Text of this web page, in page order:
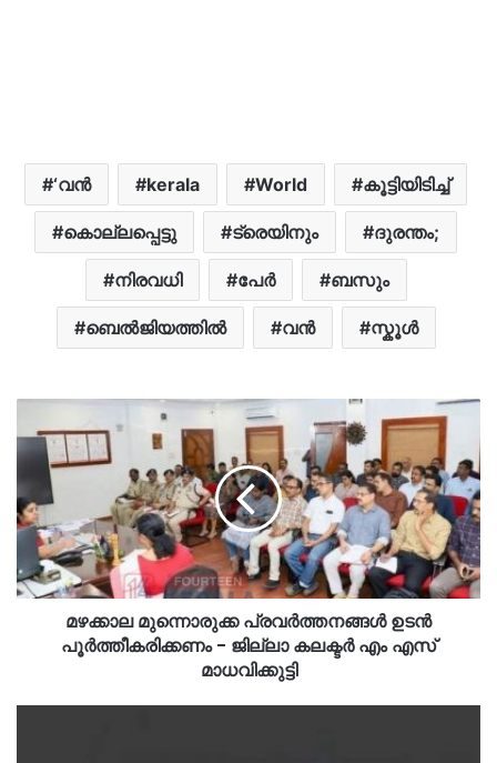
‘വന്‍ kerala World കൂട്ടിയിടിച്ച്
കൊല്ലപ്പെട്ടു ട്രെയിനും ദുരന്തം;
നിരവധി പേർ ബസും
ബെൽജിയത്തിൽ വന്‍ സ്കൂൾ
മഴക്കാല മുന്നൊരുക്ക പ്രവര്‍ത്തനങ്ങള്‍ ഉടന്‍
പൂര്‍ത്തീകരിക്കണം - ജില്ലാ കലക്ടര്‍ എം എസ്
മാധവിക്കുട്ടി